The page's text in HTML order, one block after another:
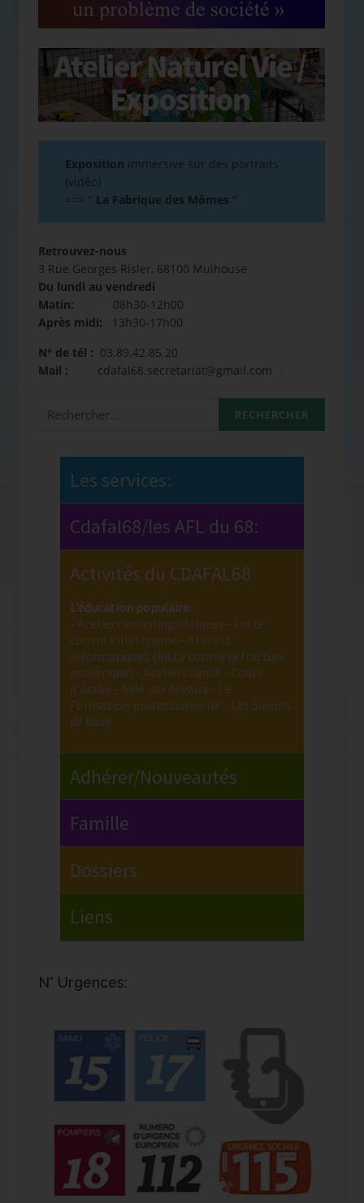
Exposition immersive sur des portraits
(vidéo)
==> " La Fabrique des Mômes "
Retrouvez-nous
3 Rue Georges Risler, 68100 Mulhouse
Du lundi au vendredi
Matin: 08h30-12h00
Après midi: 13h30-17h00
N° de tél : 03.89.42.85.20
Mail : cdafal68.secretariat@gmail.com
N° Urgences: